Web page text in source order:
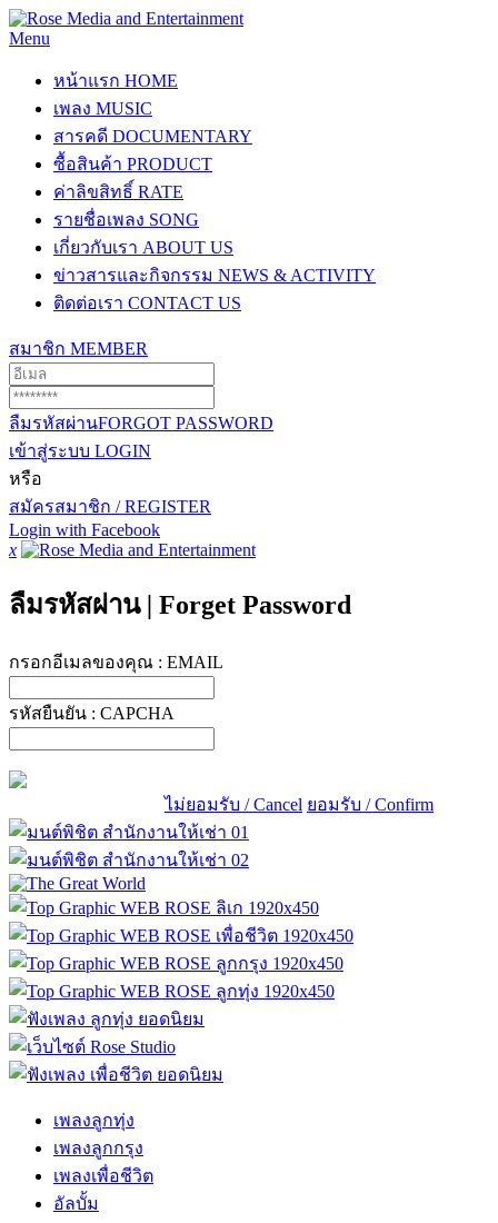
Menu
หน้าแรก HOME
เพลง MUSIC
สารคดี DOCUMENTARY
ซื้อสินค้า PRODUCT
ค่าลิขสิทธิ์ RATE
รายชื่อเพลง SONG
เกี่ยวกับเรา ABOUT US
ข่าวสารและกิจกรรม NEWS & ACTIVITY
ติดต่อเรา CONTACT US
สมาชิก MEMBER
ลืมรหัสผ่านFORGOT PASSWORD
เข้าสู่ระบบ LOGIN
หรือ
สมัครสมาชิก / REGISTER
Login with Facebook
x
ลืมรหัสผ่าน | Forget Password
กรอกอีเมลของคุณ : EMAIL
รหัสยืนยัน : CAPCHA
ไม่ยอมรับ / Cancel ยอมรับ / Confirm
เพลงลูกทุ่ง
เพลงลูกกรุง
เพลงเพื่อชีวิต
อัลบั้ม